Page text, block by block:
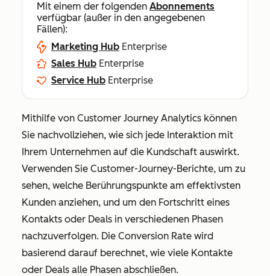
Mit einem der folgenden Abonnements
verfügbar (außer in den angegebenen
Fällen):
Marketing Hub Enterprise
Sales Hub Enterprise
Service Hub Enterprise
Mithilfe von Customer Journey Analytics können
Sie nachvollziehen, wie sich jede Interaktion mit
Ihrem Unternehmen auf die Kundschaft auswirkt.
Verwenden Sie Customer-Journey-Berichte, um zu
sehen, welche Berührungspunkte am effektivsten
Kunden anziehen, und um den Fortschritt eines
Kontakts oder Deals in verschiedenen Phasen
nachzuverfolgen. Die Conversion Rate wird
basierend darauf berechnet, wie viele Kontakte
oder Deals alle Phasen abschließen.